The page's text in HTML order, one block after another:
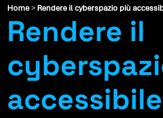
Home> Rendere il cyberspazio più
Rendere il
accessibile